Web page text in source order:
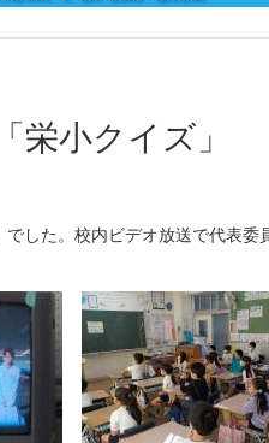
小クイズ」
した。校内ビデオ放送で代表委